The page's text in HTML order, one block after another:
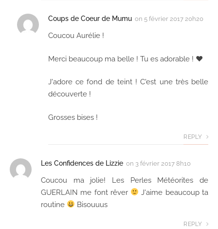
Coups de Coeur de Mumu on 5 février 2017 20h20
Coucou Aurélie !
Merci beaucoup ma belle ! Tu es adorable ! ♥
J'adore ce fond de teint ! C'est une très belle
découverte !
Grosses bises !
REPLY
Les Confidences de Lizzie on 3 février 2017 8h10
Coucou ma jolie! Les Perles Météorites de
GUERLAIN me font rêver
J'aime beaucoup ta
routine
Bisouuus
REPLY